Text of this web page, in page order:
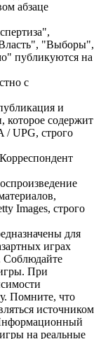
абзаце
"Выборы",
публикуются на
с
и
которое содержит
/ UPG, строго
Images, строго
для
играх
Соблюдайте
При
Помните, что
источником
на реальные